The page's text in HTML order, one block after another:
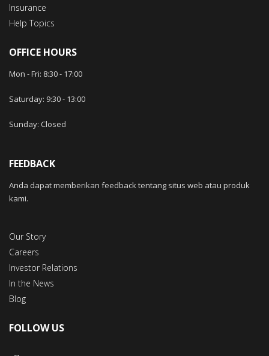
Insurance
Help Topics
OFFICE HOURS
Mon - Fri: 8:30 - 17:00
Saturday: 9:30- 13:00
Sunday: Closed
FEEDBACK
Anda dapat memberikan feedback tentang situs web atau produk
kami.
Our Story
Careers
Investor Relations
In the News
Blog
FOLLOW US